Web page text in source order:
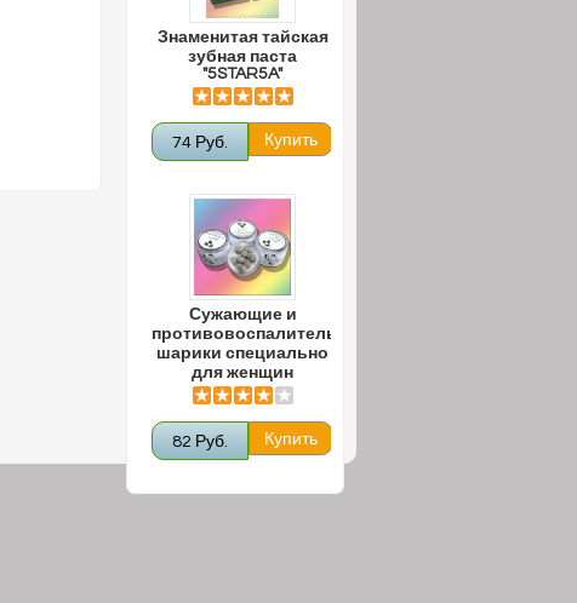
Знаменитая тайская
зубная паста
"5STAR5A"
74 Руб.
Сужающие и
противовоспалительные
шарики специально
для женщин
82 Руб.